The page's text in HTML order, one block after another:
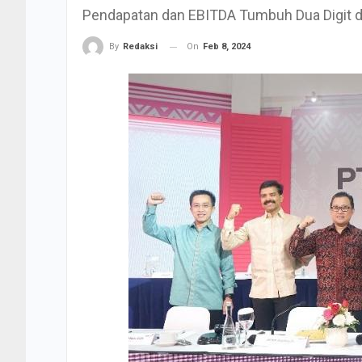
Pendapatan dan EBITDA Tumbuh Dua Digit
By Redaksi On Feb 8, 2024